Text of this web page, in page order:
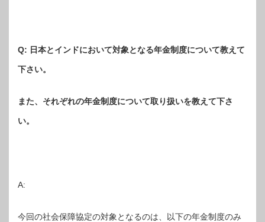
Q: 日本とインドにおいて対象となる年金制度について教えて
下さい。
また、それぞれの年金制度について取り扱いを教えて下さ
い。
A:
今回の社会保障協定の対象となるのは、以下の年金制度のみ